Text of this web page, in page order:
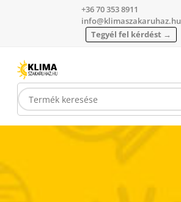
+36 70 353 8911
info@klimaszakaruhaz.hu
Tegyél fel kérdést →